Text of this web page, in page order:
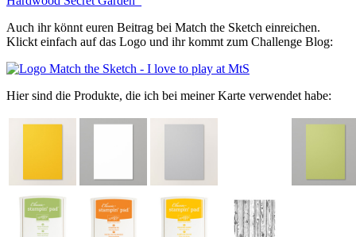
Auch ihr könnt euren Beitrag bei Match the Sketch einreichen.
Klickt einfach auf das Logo und ihr kommt zum Challenge Blog:
Hier sind die Produkte, die ich bei meiner Karte verwendet habe: